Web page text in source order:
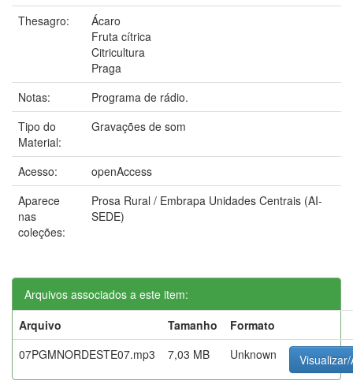
Thesagro:
Ácaro
Fruta cítrica
Citricultura
Praga
Notas:
Programa de rádio.
Tipo do
Material:
Gravações de som
Acesso:
openAccess
Aparece
nas
coleções:
Prosa Rural / Embrapa Unidades Centrais (AI-
SEDE)
Arquivos associados a este item:
Arquivo
Tamanho
Formato
07PGMNORDESTE07.mp3
7,03 MB Unknown